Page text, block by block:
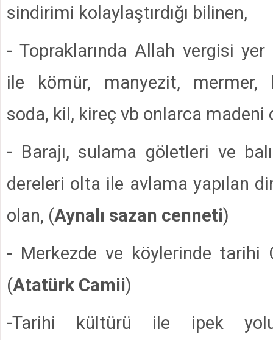
sindirimi kolaylaştırdığı bilinen,
- Topraklarında Allah vergisi yer
ile kömür, manyezit, mermer,
soda, kil, kireç vb onlarca madeni
- Barajı, sulama göletleri ve
dereleri olta ile avlama yapılan
olan, (Aynalı sazan cenneti)
- Merkezde ve köylerinde tarihi
(Atatürk Camii)
-Tarihi kültürü ile ipek